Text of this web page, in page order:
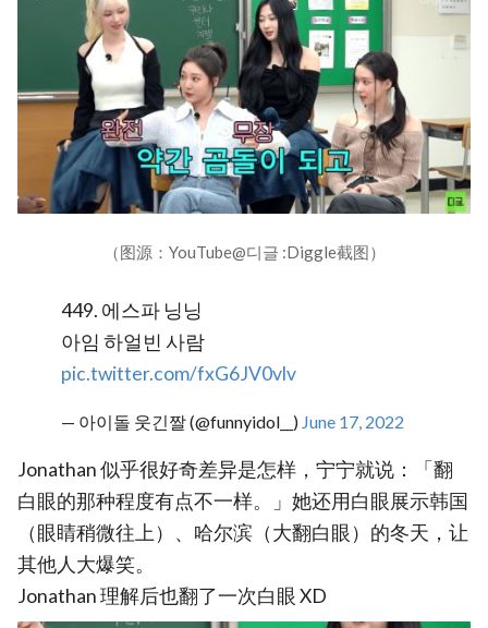
（图源：YouTube@디글 :Diggle截图）
449. 에스파 닝닝
아임 하얼빈 사람
pic.twitter.com/fxG6JV0vlv
— 아이돌 웃긴짤 (@funnyidol__) June 17, 2022
Jonathan 似乎很好奇差异是怎样，宁宁就说：「翻
白眼的那种程度有点不一样。」她还用白眼展示韩国
（眼睛稍微往上）、哈尔滨（大翻白眼）的冬天，让
其他人大爆笑。
Jonathan 理解后也翻了一次白眼 XD